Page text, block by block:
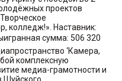
проектов
колледж!». Наставник:
сумма: 506 320
‘Камера,
комплексную
медиа-грамотности и